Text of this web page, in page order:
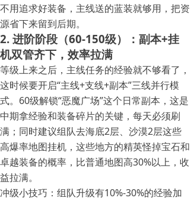
不用追求好装备，主线送的蓝装就够用，把资
源省下来留到后期。
2. 进阶阶段（60-150级）：副本+挂
机双管齐下，效率拉满
等级上来之后，主线任务的经验就不够看了，
这时候要开启“主线+支线+副本”三线并行模
式。60级解锁“恶魔广场”这个日常副本，这是
中期拿经验和装备碎片的关键，每天必须刷
满；同时建议组队去海底2层、沙漠2层这些
高爆率地图挂机，这些地方的精英怪掉宝石和
卓越装备的概率，比普通地图高30%以上，收
益拉满。
冲级小技巧：组队升级有10%-30%的经验加